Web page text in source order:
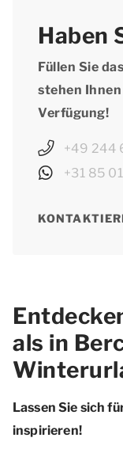
Haben
Füllen Sie das
stehen Ihnen
Verfügung!
+49 244
+31 85
als in
Lassen Sie sich
inspirieren!